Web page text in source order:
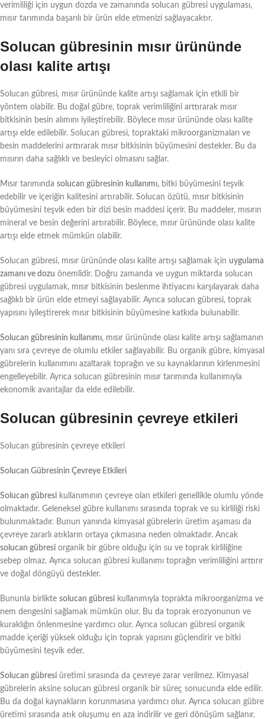
verimliliği için uygun dozda ve zamanında solucan gübresi uygulaması,
mısır tarımında başarılı bir ürün elde etmenizi sağlayacaktır.
Solucan gübresinin mısır ürününde
olası kalite artışı
Solucan gübresi, mısır ürününde kalite artışı sağlamak için etkili bir
yöntem olabilir. Bu doğal gübre, toprak verimliliğini arttırarak mısır
bitkisinin besin alımını iyileştirebilir. Böylece mısır ürününde olası kalite
artışı elde edilebilir. Solucan gübresi, topraktaki mikroorganizmaları ve
besin maddelerini arttırarak mısır bitkisinin büyümesini destekler. Bu da
mısırın daha sağlıklı ve besleyici olmasını sağlar.
Mısır tarımında solucan gübresinin kullanımı, bitki büyümesini teşvik
edebilir ve içeriğin kalitesini artırabilir. Solucan özütü, mısır bitkisinin
büyümesini teşvik eden bir dizi besin maddesi içerir. Bu maddeler, mısırın
mineral ve besin değerini artırabilir. Böylece, mısır ürününde olası kalite
artışı elde etmek mümkün olabilir.
Solucan gübresi, mısır ürününde olası kalite artışı sağlamak için uygulama
zamanı ve dozu önemlidir. Doğru zamanda ve uygun miktarda solucan
gübresi uygulamak, mısır bitkisinin beslenme ihtiyacını karşılayarak daha
sağlıklı bir ürün elde etmeyi sağlayabilir. Ayrıca solucan gübresi, toprak
yapısını iyileştirerek mısır bitkisinin büyümesine katkıda bulunabilir.
Solucan gübresinin kullanımı, mısır ürününde olası kalite artışı sağlamanın
yanı sıra çevreye de olumlu etkiler sağlayabilir. Bu organik gübre, kimyasal
gübrelerin kullanımını azaltarak toprağın ve su kaynaklarının kirlenmesini
engelleyebilir. Ayrıca solucan gübresinin mısır tarımında kullanımıyla
ekonomik avantajlar da elde edilebilir.
Solucan gübresinin çevreye etkileri
Solucan gübresinin çevreye etkileri
Solucan Gübresinin Çevreye Etkileri
Solucan gübresi kullanımının çevreye olan etkileri genellikle olumlu yönde
olmaktadır. Geleneksel gübre kullanımı sırasında toprak ve su kirliliği riski
bulunmaktadır. Bunun yanında kimyasal gübrelerin üretim aşaması da
çevreye zararlı atıkların ortaya çıkmasına neden olmaktadır. Ancak
solucan gübresi organik bir gübre olduğu için su ve toprak kirliliğine
sebep olmaz. Ayrıca solucan gübresi kullanımı toprağın verimliliğini arttırır
ve doğal döngüyü destekler.
Bununla birlikte solucan gübresi kullanımıyla toprakta mikroorganizma ve
nem dengesini sağlamak mümkün olur. Bu da toprak erozyonunun ve
kuraklığın önlenmesine yardımcı olur. Ayrıca solucan gübresi organik
madde içeriği yüksek olduğu için toprak yapısını güçlendirir ve bitki
büyümesini teşvik eder.
Solucan gübresi üretimi sırasında da çevreye zarar verilmez. Kimyasal
gübrelerin aksine solucan gübresi organik bir süreç sonucunda elde edilir.
Bu da doğal kaynakların korunmasına yardımcı olur. Ayrıca solucan gübre
üretimi sırasında atık oluşumu en aza indirilir ve geri dönüşüm sağlanır.